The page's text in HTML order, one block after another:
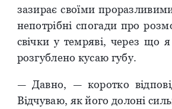
зазирає своїми
непотрібні спогади про
свічки у темряві, через що
розгублено кусаю губу.
— Давно, — коротко
Відчуваю, як його долоні